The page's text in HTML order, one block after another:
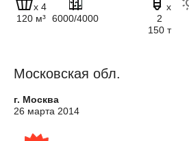
x 4
120 м³ 6000/4000
x
2
150 т
Московская обл.
г. Москва
26 марта 2014